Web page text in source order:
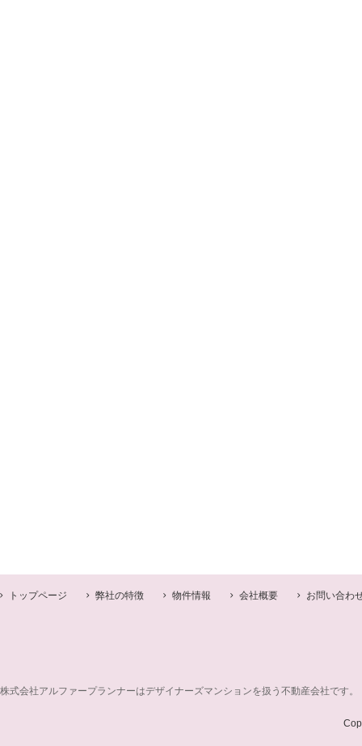
トップページ 弊社の特徴 物件情報 会社概要 お問い合わ
株式会社アルファープランナーはデザイナーズマンションを扱う不動産会社です。